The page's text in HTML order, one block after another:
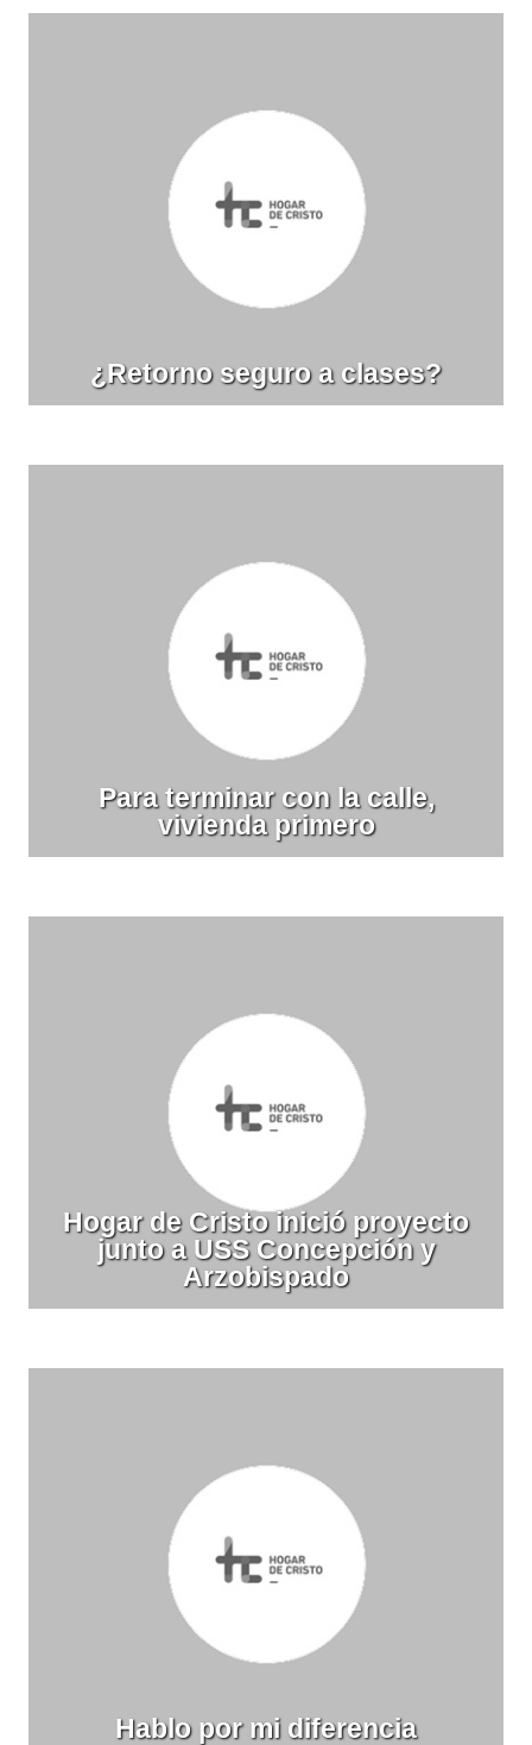
¿Retorno seguro a clases?
Para terminar con la calle,
vivienda primero
Hogar de Cristo inició proyecto
junto a USS Concepción y
Arzobispado
Hablo por mi diferencia